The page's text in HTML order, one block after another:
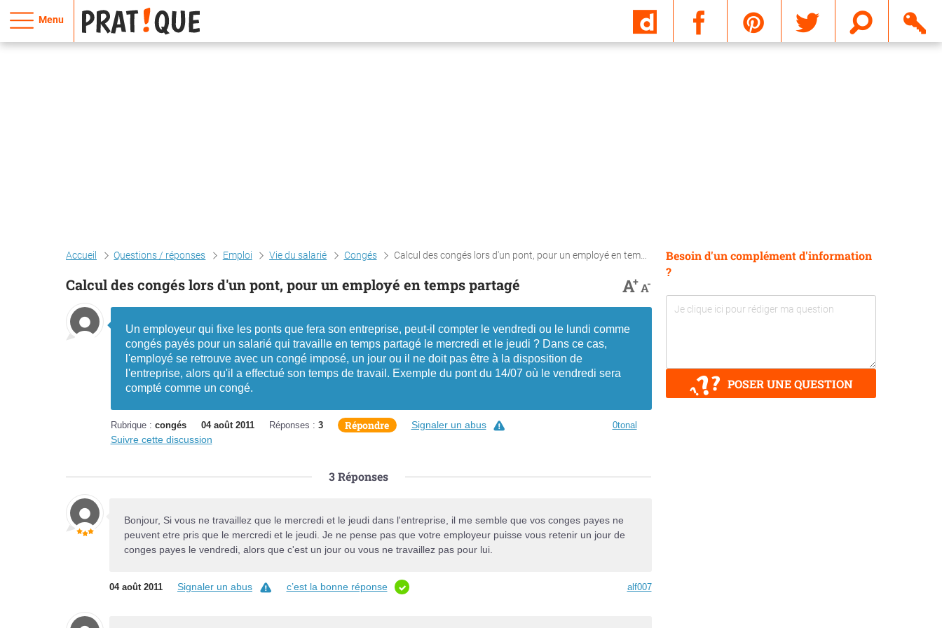
Menu
Accueil Questions / réponses Emploi Vie du salarié Congés Calcul des congés lors d'un pont, pour un employé en temps partagé
Calcul des congés lors d'un pont, pour un employé en temps partagé A+A-
Un employeur qui fixe les ponts que fera son entreprise, peut-il compter le vendredi ou le lundi comme
congés payés pour un salarié qui travaille en temps partagé le mercredi et le jeudi ? Dans ce cas,
l'employé se retrouve avec un congé imposé, un jour ou il ne doit pas être à la disposition de
l'entreprise, alors qu'il a effectué son temps de travail. Exemple du pont du 14/07 où le vendredi sera
compté comme un congé.
Rubrique : congés 04 août 2011 Réponses : 3 Répondre 0tonal
Signaler un abus
Suivre cette discussion
3Réponses
Bonjour, Si vous ne travaillez que le mercredi et le jeudi dans l'entreprise, il me semble que vos conges payes ne
peuvent etre pris que le mercredi et le jeudi. Je ne pense pas que votre employeur puisse vous retenir un jour de
conges payes le vendredi, alors que c'est un jour ou vous ne travaillez pas pour lui.
04 août 2011 Signaler un abus c’est la bonne réponse alf007
Besoin d'un complément d'information
?
POSER UNE QUESTION